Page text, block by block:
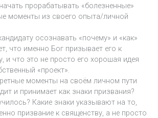
прорабатывать «болезненные»
моменты из своего опыта/личной
осознавать «почему» и «как»
что именно Бог призывает его к
и что это не просто его хорошая идея
«проект».
моменты на своём личном пути
и принимает как знаки призвания?
Какие знаки указывают на то,
призвание к священству, а не просто